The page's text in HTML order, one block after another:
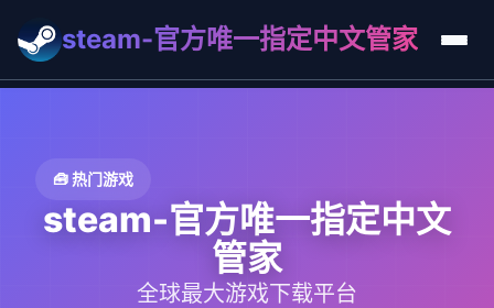
steam-官方唯一指定中文管家
🧰 热门游戏
steam-官方唯一指定中文
管家
全球最大游戏下载平台